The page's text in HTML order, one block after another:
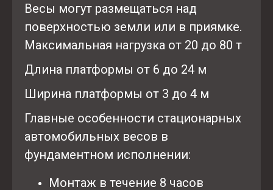
Весы могут размещаться над
поверхностью земли или в приямке.
Максимальная нагрузка от 20 до 80 т
Длина платформы от 6 до 24 м
Ширина платформы от 3 до 4 м
Главные особенности стационарных
автомобильных весов в
фундаментном исполнении:
Монтаж в течение 8 часов